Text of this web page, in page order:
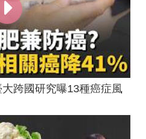
跨國研究曝13種癌症風